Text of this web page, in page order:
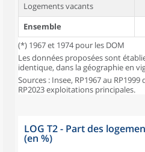
Logements vacants
Ensemble
(*) 1967 et 1974 pour les DOM
Les données proposées sont
identique, dans la géographie en
Sources : Insee, RP1967 au
RP2023 exploitations principales.
LOG T2 - Part des
(en %)